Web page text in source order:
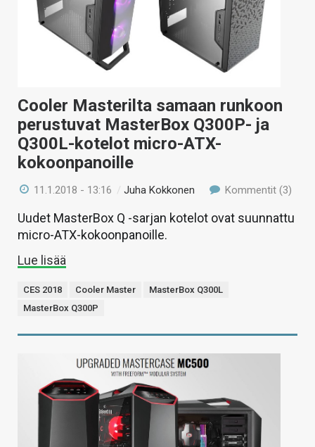
Cooler Masterilta samaan runkoon
perustuvat MasterBox Q300P- ja
Q300L-kotelot micro-ATX-
kokoonpanoille
11.1.2018 - 13:16 /Juha Kokkonen Kommentit (3)
Uudet MasterBox Q -sarjan kotelot ovat suunnattu
micro-ATX-kokoonpanoille.
Lue lisää
CES 2018 Cooler Master
MasterBox Q300L
MasterBox Q300P